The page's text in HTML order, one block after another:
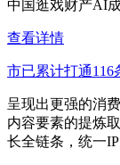
中国逛戏财产AI
查看详情
市已累计打通116
呈现出更强的消
内容要素的提炼
长全链条，统一